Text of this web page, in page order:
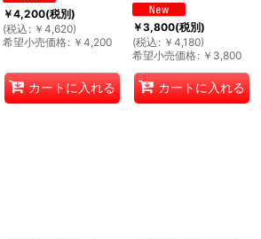
￥4,200(税別)
(税込 : ￥ 4,620)
希望小売価格: ￥ 4,200
カートに入れる
￥3,800(税別)
(税込 : ￥ 4,180)
希望小売価格: ￥ 3,800
カートに入れる